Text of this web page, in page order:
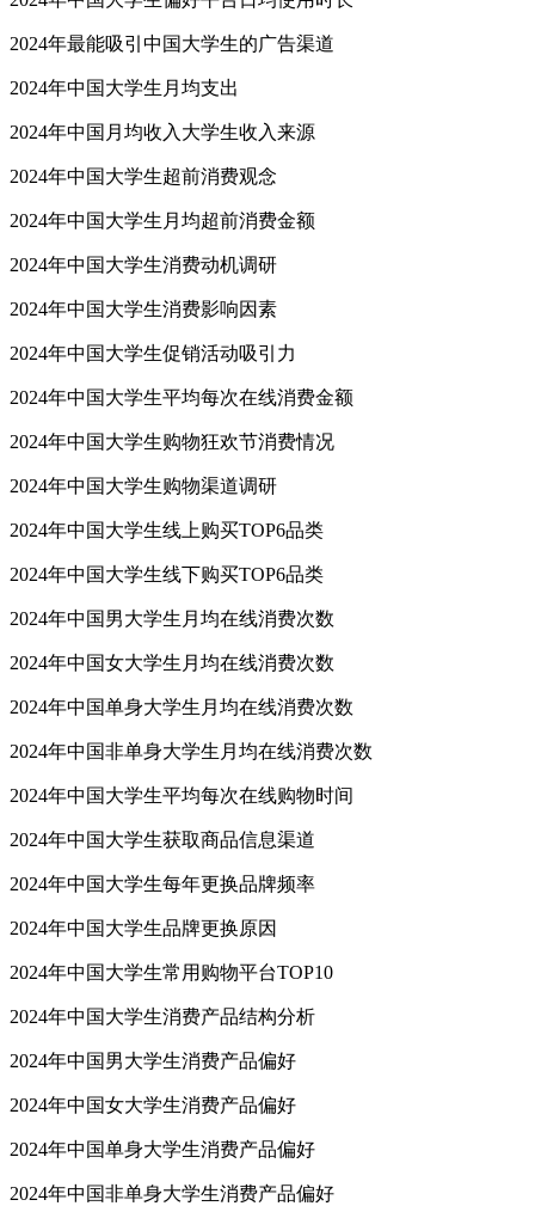
2024年最能吸引中国大学生的广告渠道
2024年中国大学生月均支出
2024年中国月均收入大学生收入来源
2024年中国大学生超前消费观念
2024年中国大学生月均超前消费金额
2024年中国大学生消费动机调研
2024年中国大学生消费影响因素
2024年中国大学生促销活动吸引力
2024年中国大学生平均每次在线消费金额
2024年中国大学生购物狂欢节消费情况
2024年中国大学生购物渠道调研
2024年中国大学生线上购买TOP6品类
2024年中国大学生线下购买TOP6品类
2024年中国男大学生月均在线消费次数
2024年中国女大学生月均在线消费次数
2024年中国单身大学生月均在线消费次数
2024年中国非单身大学生月均在线消费次数
2024年中国大学生平均每次在线购物时间
2024年中国大学生获取商品信息渠道
2024年中国大学生每年更换品牌频率
2024年中国大学生品牌更换原因
2024年中国大学生常用购物平台TOP10
2024年中国大学生消费产品结构分析
2024年中国男大学生消费产品偏好
2024年中国女大学生消费产品偏好
2024年中国单身大学生消费产品偏好
2024年中国非单身大学生消费产品偏好